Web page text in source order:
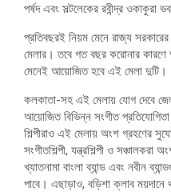
পর্ষদ এবং সল্টলেকের রবীন্দ্র
প্রতিবছরই নিয়ম মেনে রাজ্য
মেলার। তবে গত বছর করোনার কারণে
মেনেই আয়োজিত হবে এই মেলা দুটি।
কলকাতা-সহ এই মেলায় যোগ দেবে
আয়োজিত বিভিন্ন সংগীত
শিল্পীরাও এই মেলায় অংশ গ্রহণের
সংগীতশিল্পী, যন্ত্রশিল্পী ও
খ্যাতনামা বাংলা ব্যান্ড এবং নবীন
পাবে। এছাড়াও, বড়িশা ক্লাব ময়দানে